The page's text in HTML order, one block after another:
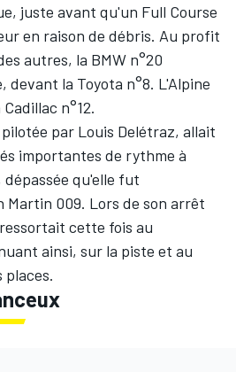
juste avant qu'un Full Course
en raison de débris. Au profit
autres, la BMW n°20
la Toyota n°8. L'Alpine
n°12.
pilotée par Louis Delétraz, allait
importantes de rythme à
qu'elle fut
Martin 009. Lors de son arrêt
cette fois au
ainsi, sur la piste et au
places.